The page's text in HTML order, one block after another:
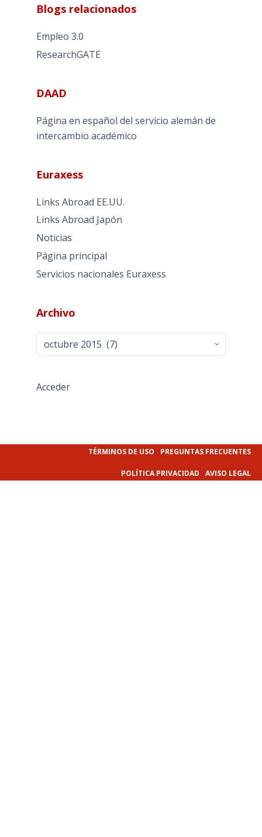
Blogs relacionados
Empleo 3.0
ResearchGATE
DAAD
Página en español del servicio alemán de
intercambio académico
Euraxess
Links Abroad EE.UU.
Links Abroad Japón
Noticias
Página principal
Servicios nacionales Euraxess
Archivo
Archivo
Acceder
TÉRMINOS DE USO PREGUNTAS FRECUENTES
POLÍTICA PRIVACIDAD AVISO LEGAL